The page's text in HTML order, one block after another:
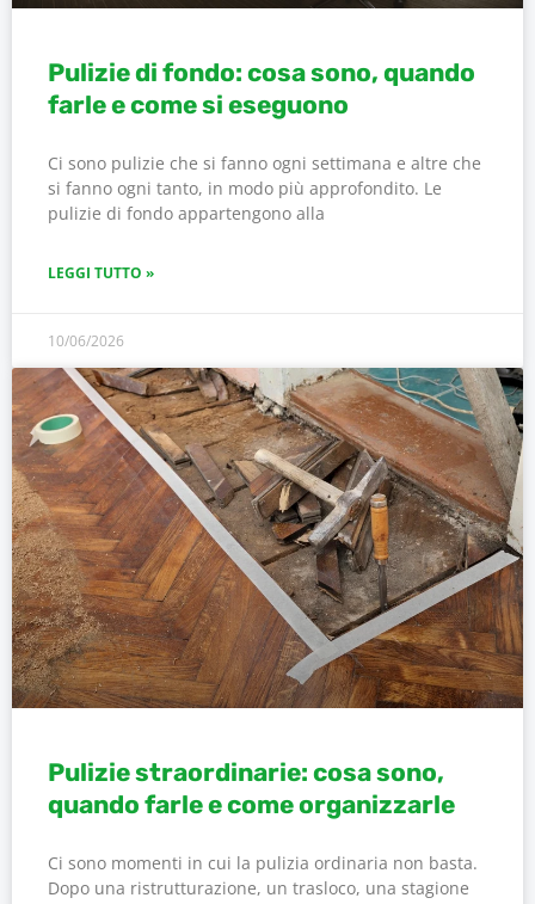
Pulizie di fondo: cosa sono, quando
farle e come si eseguono
Ci sono pulizie che si fanno ogni settimana e altre che
si fanno ogni tanto, in modo più approfondito. Le
pulizie di fondo appartengono alla
LEGGI TUTTO »
10/06/2026
Pulizie straordinarie: cosa sono,
quando farle e come organizzarle
Ci sono momenti in cui la pulizia ordinaria non basta.
Dopo una ristrutturazione, un trasloco, una stagione